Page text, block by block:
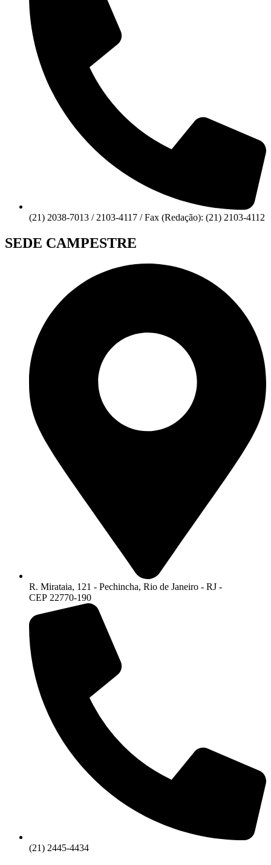
(21) 2038-7013 / 2103-4117 / Fax (Redação): (21) 2103-4112
SEDE CAMPESTRE
R. Mirataia, 121 - Pechincha, Rio de Janeiro - RJ -
CEP 22770-190
(21) 2445-4434